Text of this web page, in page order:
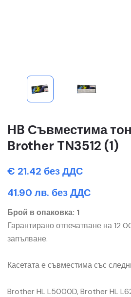
HB Съвместима
Brother TN3512 (1)
€ 21.42 без ДДС
41.90 лв. без ДДС
Брой в опаковка: 1
Гарантирано отпечатване на 12
запълване.
Касетата е съвместима със
Brother HL L5000D, Brother HL